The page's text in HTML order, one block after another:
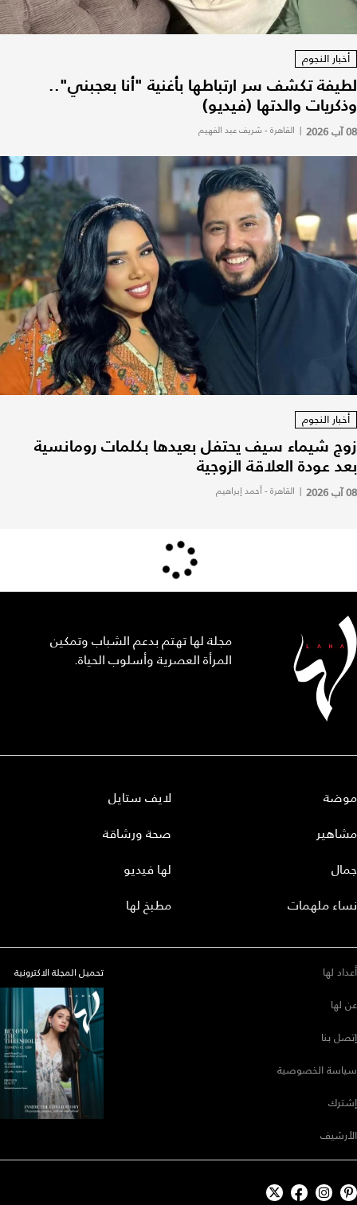
أخبار النجوم
لطيفة تكشف سر ارتباطها بأغنية "أنا بعجبني"..
وذكريات والدتها (فيديو)
08 آب 2026 | القاهرة - شريف عبد الفهيم
أخبار النجوم
زوج شيماء سيف يحتفل بعيدها بكلمات رومانسية
بعد عودة العلاقة الزوجية
08 آب 2026 | القاهرة - أحمد إبراهيم
مجلة لها تهتم بدعم الشباب وتمكين
المرأة العصرية وأسلوب الحياة.
موضة
مشاهير
جمال
نساء ملهمات
لايف ستايل
صحة ورشاقة
لها فيديو
مطبخ لها
أعداد لها
عن لها
إتصل بنا
سياسة الخصوصية
إشترك
الأرشيف
تحميل المجلة الاكترونية